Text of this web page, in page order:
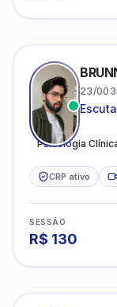
23/
Psicologia
CRP ativo
SESSÃO
R$ 130